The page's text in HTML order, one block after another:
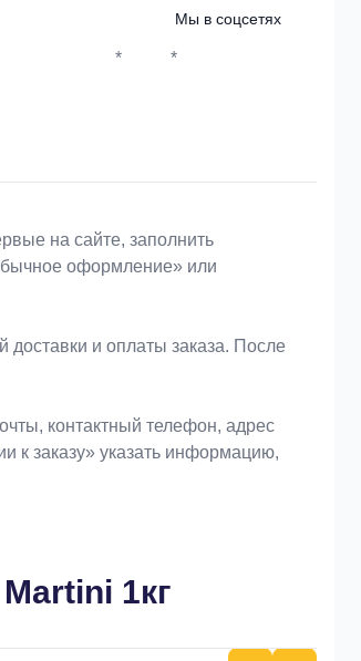
Мы в соцсетях
* *
на сайте, заполнить
оформление» или
и оплаты заказа. После
контактный телефон, адрес
к заказу» указать информацию,
1кг